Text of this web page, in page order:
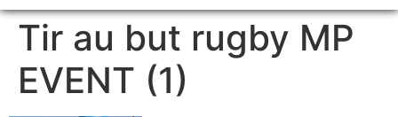
Tir au but rugby MP
EVENT (1)